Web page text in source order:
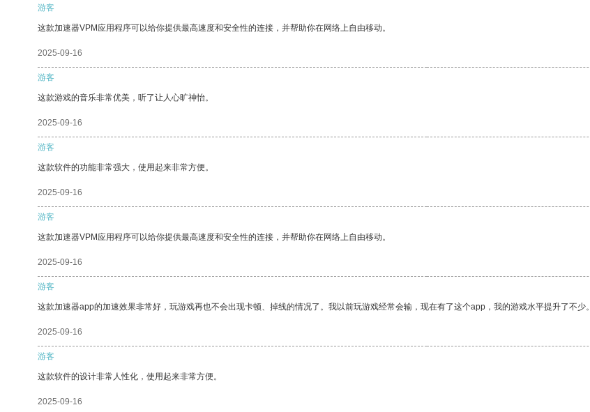
游客
这款加速器VPM应用程序可以给你提供最高速度和安全性的连接，并帮助你在网络上自由移动。
2025-09-16
游客
这款游戏的音乐非常优美，听了让人心旷神怡。
2025-09-16
游客
这款软件的功能非常强大，使用起来非常方便。
2025-09-16
游客
这款加速器VPM应用程序可以给你提供最高速度和安全性的连接，并帮助你在网络上自由移动。
2025-09-16
游客
这款加速器app的加速效果非常好，玩游戏再也不会出现卡顿、掉线的情况了。我以前玩游戏经常会输，现在有了这个app，我的游戏水平提升了不少。
2025-09-16
游客
这款软件的设计非常人性化，使用起来非常方便。
2025-09-16